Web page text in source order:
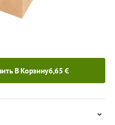
В Корзину6,65 €